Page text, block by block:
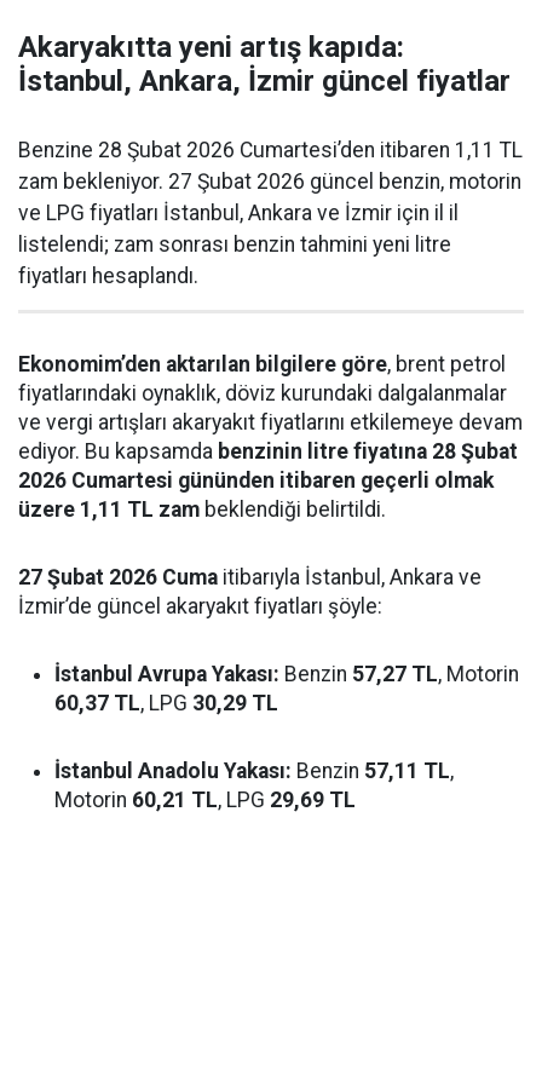
Akaryakıtta yeni artış kapıda:
İstanbul, Ankara, İzmir güncel fiyatlar
Benzine 28 Şubat 2026 Cumartesi’den itibaren 1,11 TL
zam bekleniyor. 27 Şubat 2026 güncel benzin, motorin
ve LPG fiyatları İstanbul, Ankara ve İzmir için il il
listelendi; zam sonrası benzin tahmini yeni litre
fiyatları hesaplandı.
Ekonomim’den aktarılan bilgilere göre, brent petrol
fiyatlarındaki oynaklık, döviz kurundaki dalgalanmalar
ve vergi artışları akaryakıt fiyatlarını etkilemeye devam
ediyor. Bu kapsamda benzinin litre fiyatına 28 Şubat
2026 Cumartesi gününden itibaren geçerli olmak
üzere 1,11 TL zam beklendiği belirtildi.
27 Şubat 2026 Cuma itibarıyla İstanbul, Ankara ve
İzmir’de güncel akaryakıt fiyatları şöyle:
İstanbul Avrupa Yakası: Benzin 57,27 TL, Motorin
60,37 TL, LPG 30,29 TL
İstanbul Anadolu Yakası: Benzin 57,11 TL,
Motorin 60,21 TL, LPG 29,69 TL